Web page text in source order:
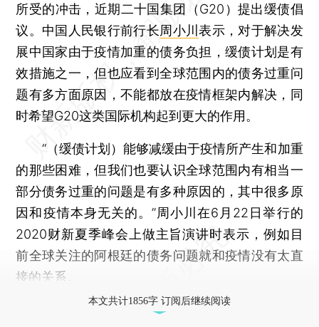
所受的冲击，近期二十国集团（G20）提出缓债倡
议。中国人民银行前行长周小川表示，对于解决发
展中国家由于疫情加重的债务负担，缓债计划是有
效措施之一，但也应看到全球范围内的债务过重问
题有多方面原因，不能都放在疫情框架内解决，同
时希望G20这类国际机构起到更大的作用。
“（缓债计划）能够减缓由于疫情所产生和加重
的那些困难，但我们也要认识全球范围内有相当一
部分债务过重的问题是有多种原因的，其中很多原
因和疫情本身无关的。”周小川在6月22日举行的
2020财新夏季峰会上做主旨演讲时表示，例如目
前全球关注的阿根廷的债务问题就和疫情没有太直
接的关系。
本文共计1856字 订阅后继续阅读